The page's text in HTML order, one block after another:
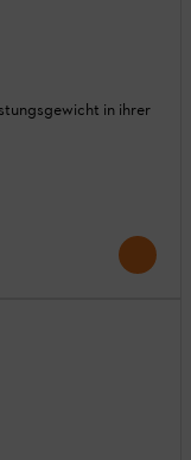
in ihrer